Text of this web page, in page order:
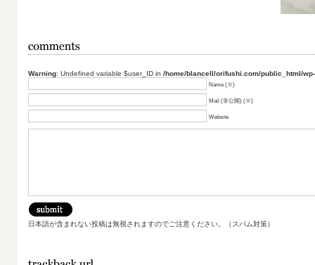
Warning: Undefined variable $user_ID in /home/blancell/orifushi.com/public_html/
Name (※)
Mail (非公開) (※)
Website
日本語が含まれない投稿は無視されますのでご注意ください。（スパム対策）